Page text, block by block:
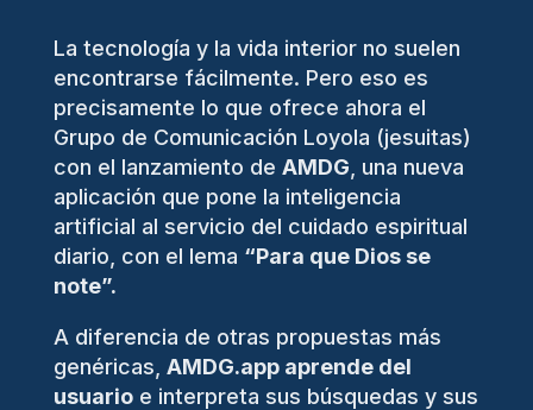
La tecnología y la vida interior no suelen
encontrarse fácilmente. Pero eso es
precisamente lo que ofrece ahora el
Grupo de Comunicación Loyola (jesuitas)
con el lanzamiento de AMDG , una nueva
aplicación que pone la inteligencia
artificial al servicio del cuidado espiritual
diario, con el lema “Para que Dios se
note”.
A diferencia de otras propuestas más
genéricas, AMDG.app aprende del
usuarioe interpreta sus búsquedas y sus